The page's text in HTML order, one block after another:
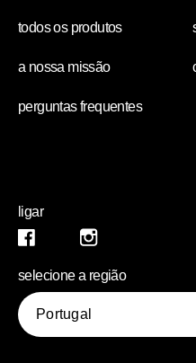
todos os produtos
a nossa missão
perguntas frequentes
ligar
Facebook (opens in new window)
selecione a região
Portugal